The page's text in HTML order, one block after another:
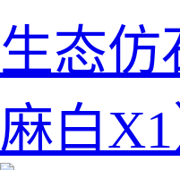
生态仿
麻白X1